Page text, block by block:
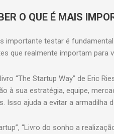
O QUE É MAIS
importante testar é
que realmente importam para
“The Startup Way” de Eric
à sua estratégia, equipe,
Isso ajuda a evitar a
“Livro do sonho a